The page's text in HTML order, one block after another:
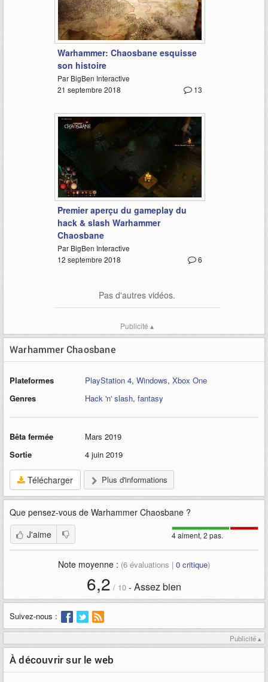
1:11
Warhammer: Chaosbane esquisse
son histoire
Par BigBen Interactive
13
21 septembre 2018
3:22
Premier aperçu du gameplay du
hack & slash Warhammer
Chaosbane
Par BigBen Interactive
6
12 septembre 2018
Pas d'autres vidéos.
Publicité ▴
Warhammer Chaosbane
Plateformes PlayStation 4, Windows, Xbox One
Genres
Hack 'n' slash, fantasy
Bêta fermée
Mars 2019
Sortie
4 juin 2019
Télécharger Plus d'informations
Que pensez-vous de Warhammer Chaosbane ?
4 aiment, 2 pas.
J'aime
Note moyenne : (6 évaluations | 0 critique)
6,2 / 10 - Assez bien
Suivez-nous :
Publicité ▴
À découvrir sur le web